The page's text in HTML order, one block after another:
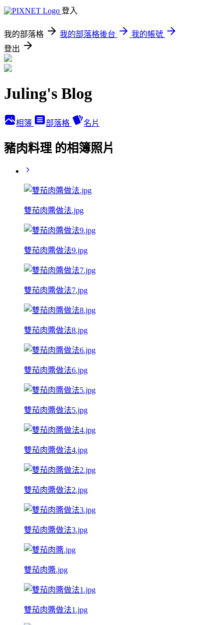
登入
我的部落格 我的部落格後台
我的帳號
登出
Juling's Blog
相簿 部落格 名片
豬肉料理 的相簿照片
雙茄肉醬做法.jpg
雙茄肉醬做法9.jpg
雙茄肉醬做法7.jpg
雙茄肉醬做法8.jpg
雙茄肉醬做法6.jpg
雙茄肉醬做法5.jpg
雙茄肉醬做法4.jpg
雙茄肉醬做法2.jpg
雙茄肉醬做法3.jpg
雙茄肉醬.jpg
雙茄肉醬做法1.jpg